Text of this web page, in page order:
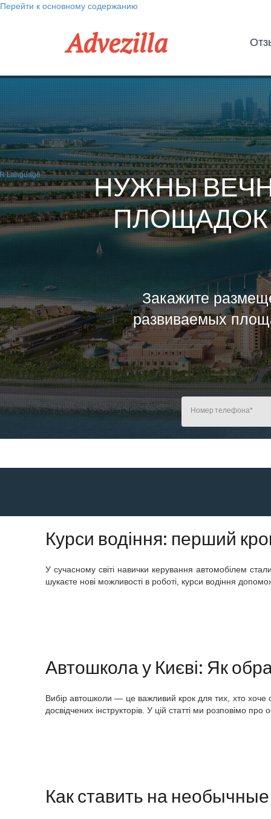
Перейти к основному содержанию
Advezilla
НУЖНЫ
ПЛОЩАДОК
Закажите
развиваемых
Курси водіння: перший
У сучасному світі навички керування автомобілем
шукаєте нові можливості в роботі, курси водіння
Автошкола у Києві: Як
Вибір автошколи — це важливий крок для тих, хто хоче
досвідчених інструкторів. У цій статті ми розповімо
Как ставить на